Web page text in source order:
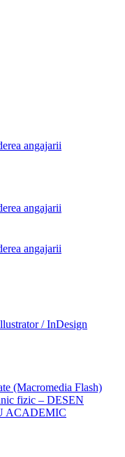
/ InDesign
(Macromedia Flash)
fizic – DESEN
ACADEMIC